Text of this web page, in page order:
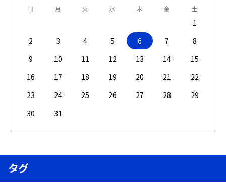
日 月 火 水 木 金 土
1
2
3 4 5 6 7
8
9
10 11 12 13 14
15
16
17 18 19 20 21
22
23
24 25 26 27 28
29
30
31
タグ